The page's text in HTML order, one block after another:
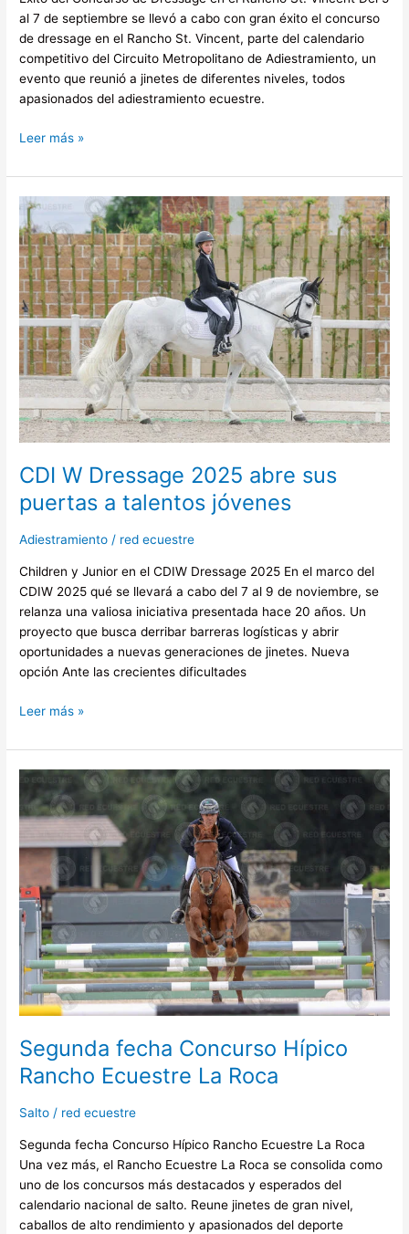
al 7 de septiembre se llevó a cabo con gran éxito el concurso
de dressage en el Rancho St. Vincent, parte del calendario
competitivo del Circuito Metropolitano de Adiestramiento, un
evento que reunió a jinetes de diferentes niveles, todos
apasionados del adiestramiento ecuestre.
Leer más »
CDI W Dressage 2025 abre sus
puertas a talentos jóvenes
Adiestramiento / red ecuestre
Children y Junior en el CDIW Dressage 2025 En el marco del
CDIW 2025 qué se llevará a cabo del 7 al 9 de noviembre, se
relanza una valiosa iniciativa presentada hace 20 años. Un
proyecto que busca derribar barreras logísticas y abrir
oportunidades a nuevas generaciones de jinetes. Nueva
opción Ante las crecientes dificultades
CDI
W
Dressage
2025
abre
sus
puertas
a
talentos
jóvenes
Leer más »
Segunda fecha Concurso Hípico
Rancho Ecuestre La Roca
Salto / red ecuestre
Segunda fecha Concurso Hípico Rancho Ecuestre La Roca
Una vez más, el Rancho Ecuestre La Roca se consolida como
uno de los concursos más destacados y esperados del
calendario nacional de salto. Reune jinetes de gran nivel,
caballos de alto rendimiento y apasionados del deporte
Segunda
fecha
Concurso
Hípico
Rancho
Ecuestre
La
Roca